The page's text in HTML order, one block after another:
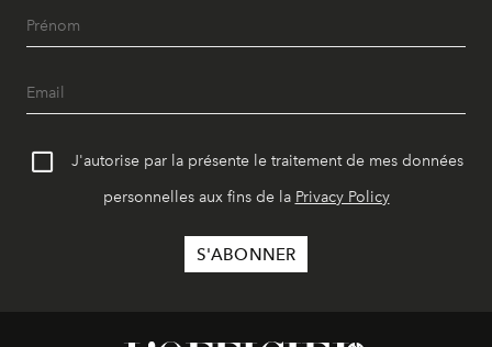
J'autorise par la présente le traitement de mes données
personnelles aux fins de la Privacy Policy